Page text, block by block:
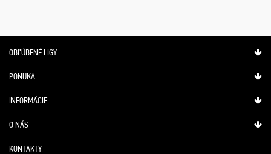
OBĽÚBENÉ LIGY
PONUKA
INFORMÁCIE
O NÁS
KONTAKTY